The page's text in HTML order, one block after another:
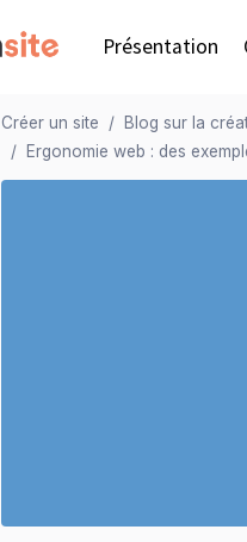
Présentation
Créer un site Blog sur la
Ergonomie web : des